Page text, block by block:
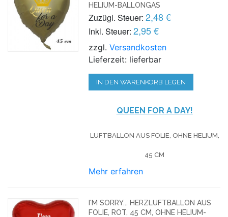
HELIUM-BALLONGAS
Zuzügl. Steuer: 2,48 €
Inkl. Steuer: 2,95 €
zzgl.Versandkosten
Lieferzeit: lieferbar
IN DEN WARENKORB LEGEN
QUEEN FOR A DAY!
LUFTBALLON AUS FOLIE, OHNE HELIUM,
45 CM
Mehr erfahren
I'M SORRY... HERZLUFTBALLON AUS
FOLIE, ROT, 45 CM, OHNE HELIUM-